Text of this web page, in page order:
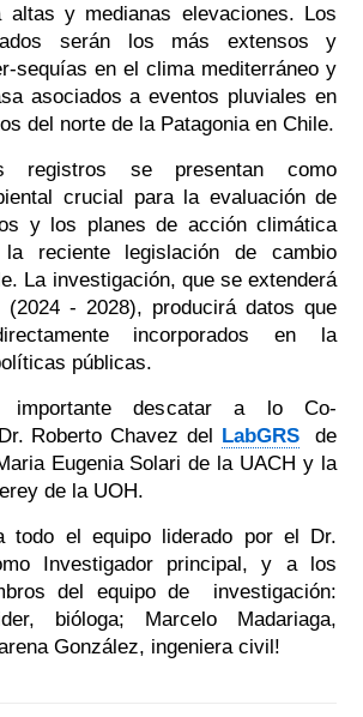
altas y medianas elevaciones. Los
serán los más extensos y
sequías en el clima mediterráneo y
asociados a eventos pluviales en
del norte de la Patagonia en Chile.
registros se presentan como
crucial para la evaluación de
y los planes de acción climática
reciente legislación de cambio
La investigación, que se extenderá
(2024 - 2028), producirá datos que
incorporados en la
públicas.
importante descatar a lo Co-
Roberto Chavez del
LabGRSde
Eugenia Solari de la UACH y la
de la UOH.
todo el equipo liderado por el Dr.
Investigador principal, y a los
del equipo de investigación:
bióloga; Marcelo Madariaga,
González, ingeniera civil!